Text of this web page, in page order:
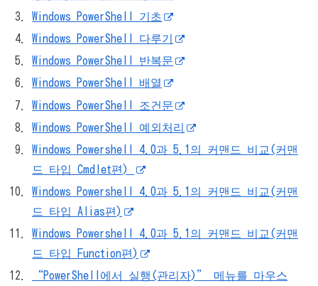
Windows PowerShell 기초
Windows PowerShell 다루기
Windows PowerShell 반복문
Windows PowerShell 배열
Windows PowerShell 조건문
Windows PowerShell 예외처리
Windows Powershell 4.0과 5.1의 커맨드 비교(커맨
드 타입 Cmdlet편)
Windows Powershell 4.0과 5.1의 커맨드 비교(커맨
드 타입 Alias편)
Windows Powershell 4.0과 5.1의 커맨드 비교(커맨
드 타입 Function편)
“PowerShell에서 실행(관리자)” 메뉴를 마우스